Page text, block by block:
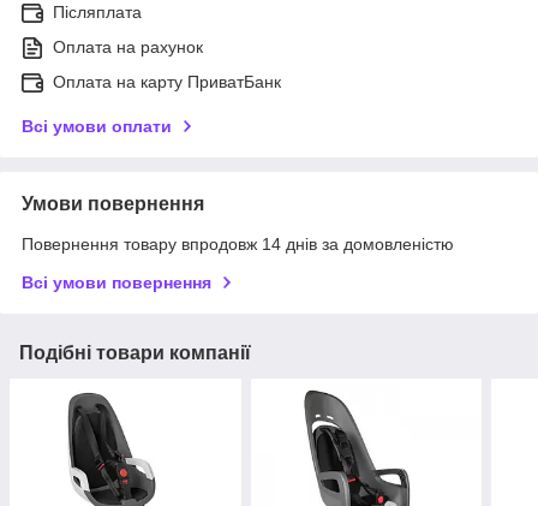
Післяплата
Оплата на рахунок
Оплата на карту ПриватБанк
Всі умови оплати
Умови повернення
Повернення товару впродовж 14 днів за домовленістю
Всі умови повернення
Подібні товари компанії